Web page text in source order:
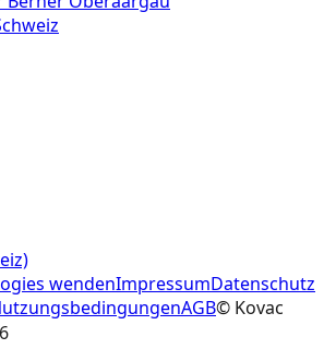
wendenImpressumDatenschutz
AGB© Kovac